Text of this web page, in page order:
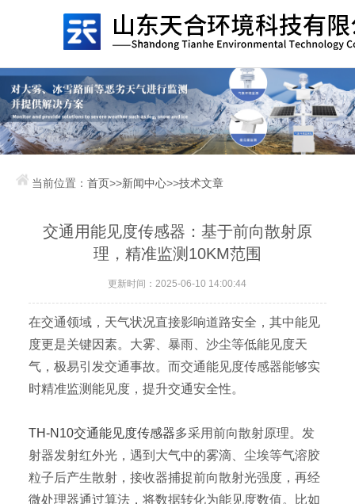
当前位置：首页>>新闻中心>>技术文章
交通用能见度传感器：基于前向散射原
理，精准监测10KM范围
更新时间：2025-06-10 14:00:44
在交通领域，天气状况直接影响道路安全，其中能见
度更是关键因素。大雾、暴雨、沙尘等低能见度天
气，极易引发交通事故。而交通能见度传感器能够实
时精准监测能见度，提升交通安全性。
TH-N10交通能见度传感器多采用前向散射原理。发
射器发射红外光，遇到大气中的雾滴、尘埃等气溶胶
粒子后产生散射，接收器捕捉前向散射光强度，再经
微处理器通过算法，将数据转化为能见度数值。比如